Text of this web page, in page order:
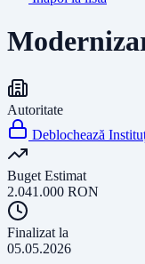
Autoritate
Deblochează
Buget Estimat
2.041.000 RON
Finalizat la
05.05.2026